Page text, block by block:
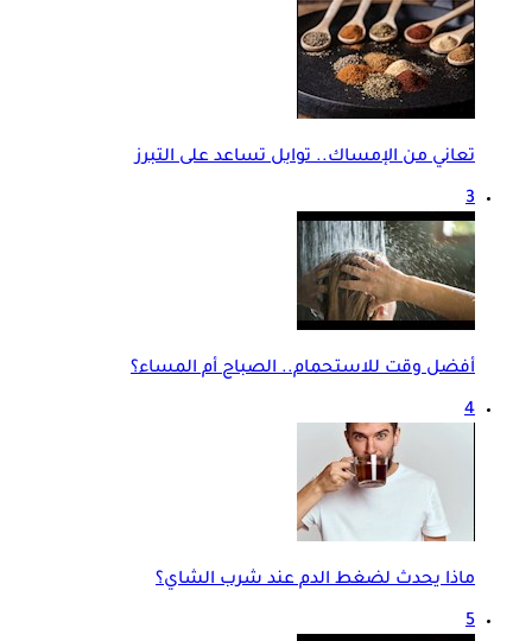
تعاني من الإمساك.. توابل تساعد على التبرز
3
أفضل وقت للاستحمام.. الصباح أم المساء؟
4
ماذا يحدث لضغط الدم عند شرب الشاي؟
5